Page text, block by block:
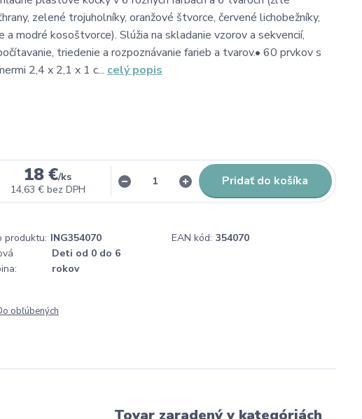
zelené trojuholníky, oranžové štvorce, červené lichobežníky,
a modré kosoštvorce). Slúžia na skladanie vzorov a sekvencií,
triedenie a rozpoznávanie farieb a tvarov.• 60 prvkov s
2,4 x 2,1 x 1 c... celý popis
18 €/ks
14,63 € bez DPH
Pridať do košíka
produktu: ING354070 EAN kód: 354070
Deti od 0 do 6
rokov
obľúbených
Tovar zaradený v kategóriách